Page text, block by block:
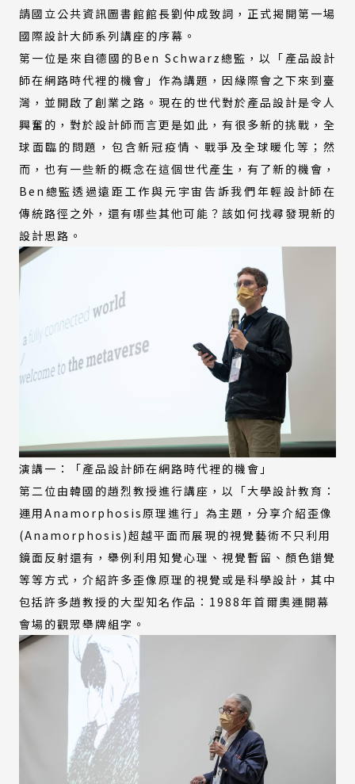
請國立公共資訊圖書館館長劉仲成致詞，正式揭開第一場
國際設計大師系列講座的序幕。
第一位是來自德國的Ben Schwarz總監，以「產品設計
師在網路時代裡的機會」作為講題，因緣際會之下來到臺
灣，並開啟了創業之路。現在的世代對於產品設計是令人
興奮的，對於設計師而言更是如此，有很多新的挑戰，全
球面臨的問題，包含新冠疫情、戰爭及全球暖化等；然
而，也有一些新的概念在這個世代產生，有了新的機會，
Ben總監透過遠距工作與元宇宙告訴我們年輕設計師在
傳統路徑之外，還有哪些其他可能？該如何找尋發現新的
設計思路。
演講一：「產品設計師在網路時代裡的機會」
第二位由韓國的趙烈教授進行講座，以「大學設計教育：
運用Anamorphosis原理進行」為主題，分享介紹歪像
(Anamorphosis)超越平面而展現的視覺藝術不只利用
鏡面反射還有，舉例利用知覺心理、視覺暫留、顏色錯覺
等等方式，介紹許多歪像原理的視覺或是科學設計，其中
包括許多趙教授的大型知名作品：1988年首爾奧運開幕
會場的觀眾舉牌組字。